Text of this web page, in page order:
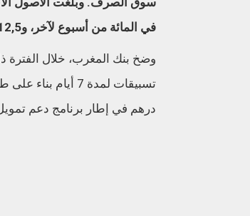
في المائة من أسبوع لآخر، و12,5 في المائة على أساس سنوي.
درهم في إطار برنامج دعم